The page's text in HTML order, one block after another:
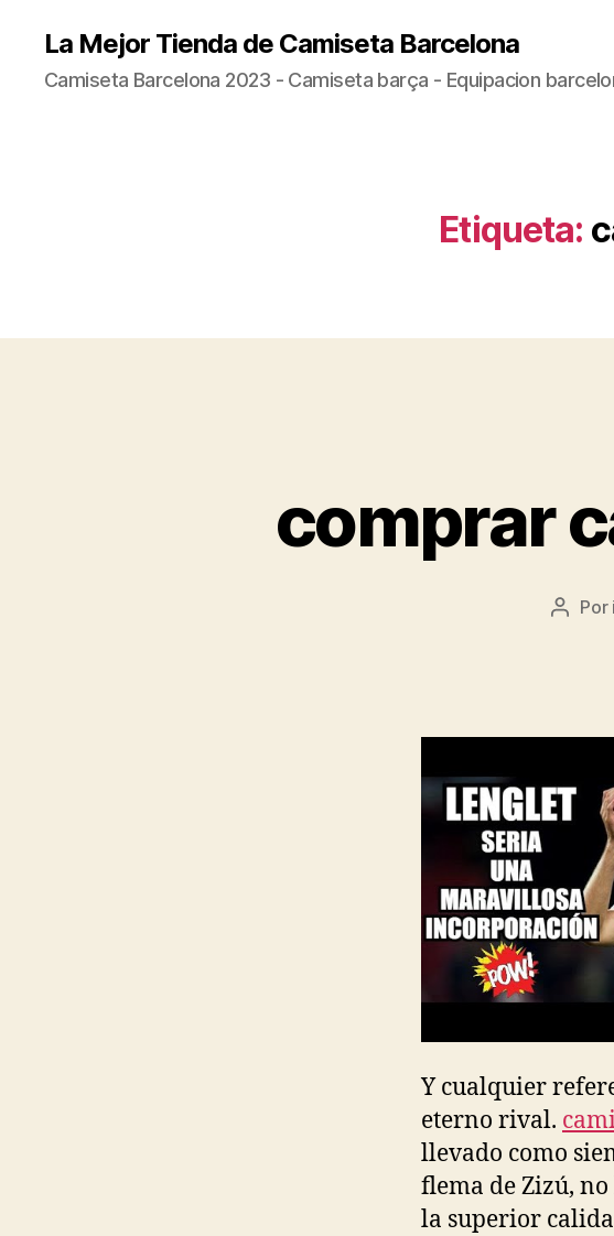
La Mejor Tienda de Camiseta Barcelona
Camiseta Barcelona 2023 - Camiseta barça - Equipacion
Etiqueta:
comprar
Autor
Por
Y cualquier
eterno rival.
llevado como
flema de Zizú,
la superior